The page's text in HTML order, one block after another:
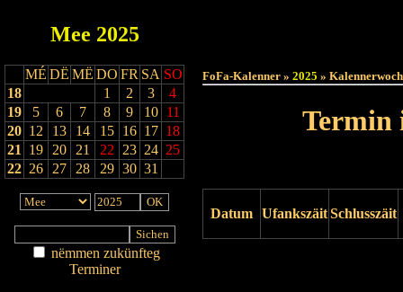
Mee 2025
MÉ DË MË DO FR SA SO
18
1 2 3
4
19
5 6 7 8 9 10
11
20 12 13 14 15 16 17 18
21
19 20 21 22 23 24 25
22 26 27 28 29 30 31
nëmmen zukünfteg
Terminer
FoFa-Kalenner » 2025 »
Termin
Datum UfankszäitSchlusszäit